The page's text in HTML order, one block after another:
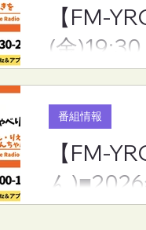
【FM-
(金)19:30
【FM-
ん
番組情報